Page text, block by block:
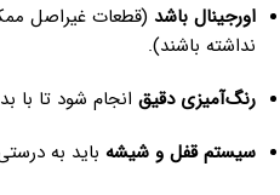
اورجینال باشد (قطعات غیراصل
نداشته باشند).
رنگ‌آمیزی دقیق انجام شود تا با
سیستم قفل و شیشه باید به